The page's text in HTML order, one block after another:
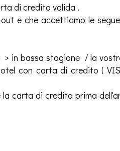
di credito valida .
e che accettiamo le
in bassa stagione / la
con carta di credito (
carta di credito prima